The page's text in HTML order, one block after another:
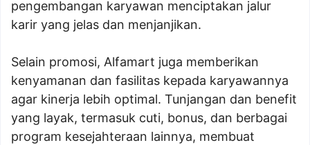
pengembangan karyawan menciptakan jalur
karir yang jelas dan menjanjikan.
Selain promosi, Alfamart juga memberikan
kenyamanan dan fasilitas kepada karyawannya
agar kinerja lebih optimal. Tunjangan dan benefit
yang layak, termasuk cuti, bonus, dan berbagai
program kesejahteraan lainnya, membuat